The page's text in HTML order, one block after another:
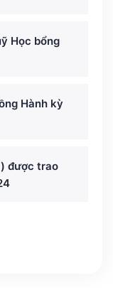
Học bổng
Hành kỳ
được trao